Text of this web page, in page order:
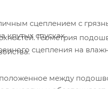
сцеплением с
спусках.
Геометрия
сцепления на
между